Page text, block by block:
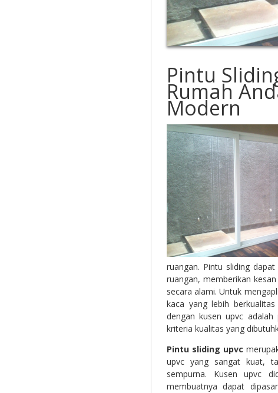
Pintu
Rumah
Modern
ruangan. Pintu sliding
ruangan, memberikan
secara alami. Untuk
kaca yang lebih
dengan kusen upvc
kriteria kualitas yang
Pintu sliding upvc
upvc yang sangat kuat,
sempurna. Kusen upvc
membuatnya dapat